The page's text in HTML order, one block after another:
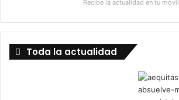
Recibe la actualidad en tu móvil
Toda la actualidad